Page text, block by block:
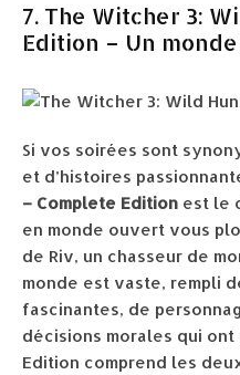
7. The Witcher 3:
Edition – Un
Si vos soirées sont
et d’histoires
– Complete Edition est le
en monde ouvert vous
de Riv, un chasseur de
monde est vaste, rempli
fascinantes, de
décisions morales qui ont
Edition comprend les